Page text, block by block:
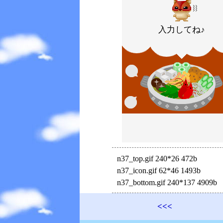
入力してね♪
n37_top.gif 240*26 472b
n37_icon.gif 62*46 1493b
n37_bottom.gif 240*137 4909b
<<<